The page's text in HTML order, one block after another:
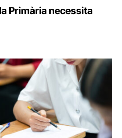
Primària necessita